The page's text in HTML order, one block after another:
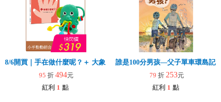
8/6開買｜手在做什麼呢？＋ 大象拉拉樂(玩具)
95 折 494元
紅利 1 點
誰是100分男孩—父子單車環島記
79 折 253元
紅利 1 點